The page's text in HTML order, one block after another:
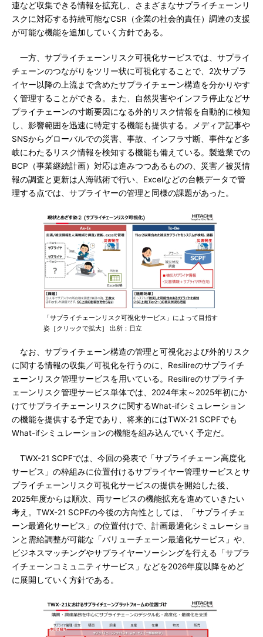
連など収集できる情報を拡充し、さまざまなサプライチェーンリ
スクに対応する持続可能なCSR（企業の社会的責任）調達の支援
が可能な機能を追加していく方針である。
一方、サプライチェーンリスク可視化サービスでは、サプライ
チェーンのつながりをツリー状に可視化することで、2次サプラ
イヤー以降の上流まで含めたサプライチェーン構造を分かりやす
く管理することができる。また、自然災害やインフラ停止などサ
プライチェーンの寸断要因になる外的リスク情報を自動的に検知
し、影響範囲を迅速に特定する機能も提供する。メディア記事や
SNSからグローバルでの災害、事故、インフラ寸断、事件など多
岐にわたるリスク情報を検知する機能も備えている。製造業での
BCP（事業継続計画）対応は進みつつあるものの、災害／被災情
報の調査と更新は人海戦術で行い、Excelなどの台帳データで管
理する点では、サプライヤーの管理と同様の課題があった。
「サプライチェーンリスク可視化サービス」によって目指す
姿［クリックで拡大］ 出所：日立
なお、サプライチェーン構造の管理と可視化および外的リスク
に関する情報の収集／可視化を行うのに、Resilireのサプライチ
ェーンリスク管理サービスを用いている。Resilireのサプライチ
ェーンリスク管理サービス単体では、2024年末～2025年初にか
けてサプライチェーンリスクに関するWhat-ifシミュレーション
の機能を提供する予定であり、将来的にはTWX-21 SCPFでも
What-ifシミュレーションの機能を組み込んでいく予定だ。
TWX-21 SCPFでは、今回の発表で「サプライチェーン高度化
サービス」の枠組みに位置付けるサプライヤー管理サービスとサ
プライチェーンリスク可視化サービスの提供を開始した後、
2025年度からは順次、両サービスの機能拡充を進めていきたい
考え。TWX-21 SCPFの今後の方向性としては、「サプライチェ
ーン最適化サービス」の位置付けで、計画最適化シミュレーショ
ンと需給調整が可能な「バリューチェーン最適化サービス」や、
ビジネスマッチングやサプライヤーソーシングを行える「サプラ
イチェーンコミュニティサービス」などを2026年度以降をめど
に展開していく方針である。